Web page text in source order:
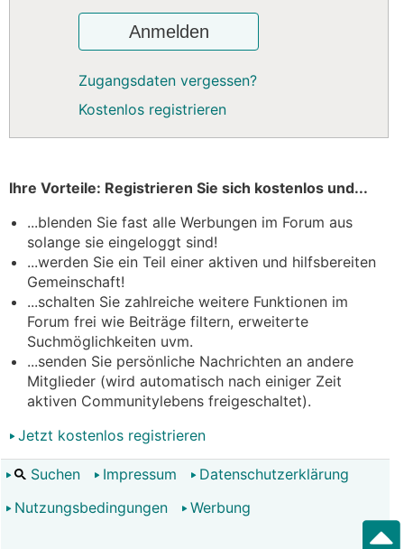
Anmelden
Zugangsdaten vergessen?
Kostenlos registrieren
Ihre Vorteile: Registrieren Sie sich kostenlos und...
...blenden Sie fast alle Werbungen im Forum aus
solange sie eingeloggt sind!
...werden Sie ein Teil einer aktiven und hilfsbereiten
Gemeinschaft!
...schalten Sie zahlreiche weitere Funktionen im
Forum frei wie Beiträge filtern, erweiterte
Suchmöglichkeiten uvm.
...senden Sie persönliche Nachrichten an andere
Mitglieder (wird automatisch nach einiger Zeit
aktiven Communitylebens freigeschaltet).
Jetzt kostenlos registrieren
Suchen Impressum
Datenschutzerklärung
Nutzungsbedingungen
Werbung